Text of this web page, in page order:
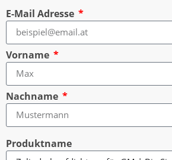
E-Mail Adresse
Vorname
Nachname
Produktname